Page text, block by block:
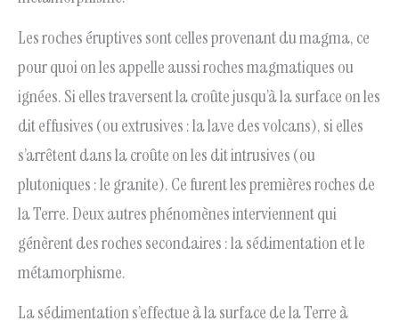
Les roches éruptives sont celles provenant du magma, ce
pour quoi on les appelle aussi roches magmatiques ou
ignées. Si elles traversent la croûte jusqu’à la surface on les
dit effusives (ou extrusives : la lave des volcans), si elles
s’arrêtent dans la croûte on les dit intrusives (ou
plutoniques : le granite). Ce furent les premières roches de
la Terre. Deux autres phénomènes interviennent qui
génèrent des roches secondaires : la sédimentation et le
métamorphisme.
La sédimentation s’effectue à la surface de la Terre à